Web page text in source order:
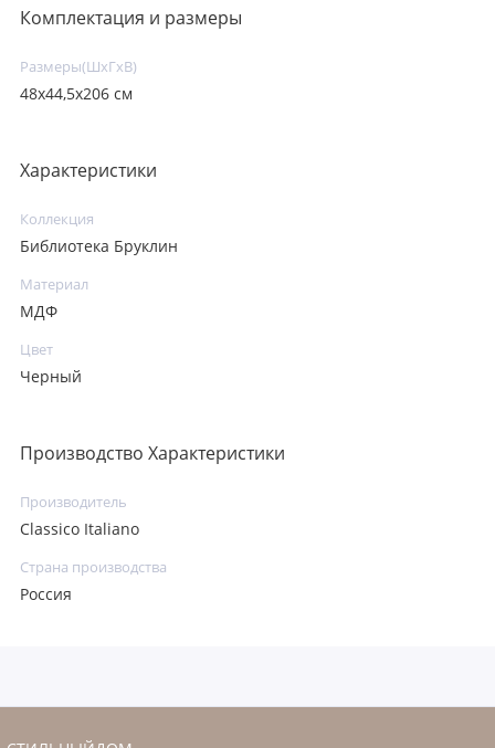
Комплектация и размеры
Размеры(ШxГxВ)
48х44,5х206 см
Характеристики
Коллекция
Библиотека Бруклин
Материал
МДФ
Цвет
Черный
Производство Характеристики
Производитель
Classico Italiano
Страна производства
Россия